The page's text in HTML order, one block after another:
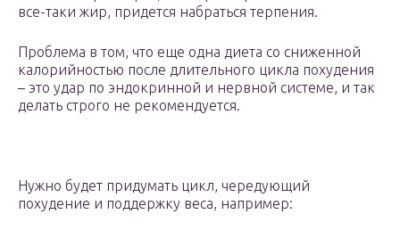
все-таки жир, придется набраться терпения.
Проблема в том, что еще одна диета со сниженной
калорийностью после длительного цикла похудения
– это удар по эндокринной и нервной системе, и так
делать строго не рекомендуется.
Нужно будет придумать цикл, чередующий
похудение и поддержку веса, например: